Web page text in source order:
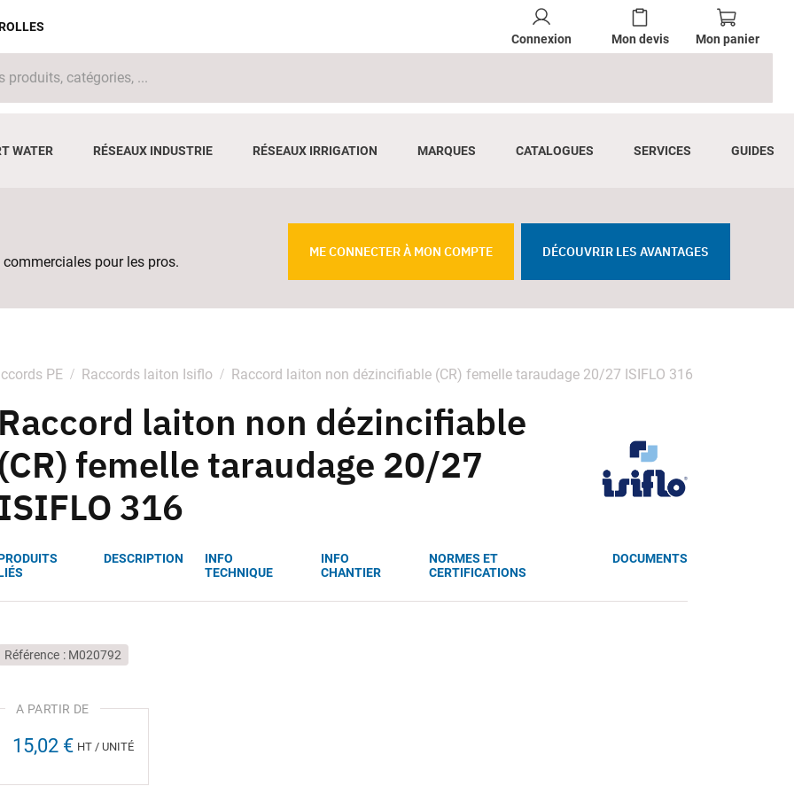
Connexion Mon devis Mon panier
WATER RÉSEAUX INDUSTRIE RÉSEAUX IRRIGATION MARQUES CATALOGUES SERVICES GUIDES
pour les pros.
ME CONNECTER À MON COMPTE DÉCOUVRIR LES AVANTAGES
PE Raccords laiton Isiflo Raccord laiton non dézincifiable (CR) femelle taraudage 20/27 ISIFLO 316
Raccord laiton non dézincifiable
(CR) femelle taraudage 20/27
ISIFLO 316
DESCRIPTION
INFO
TECHNIQUE
INFO
CHANTIER
NORMES ET
CERTIFICATIONS
DOCUMENTS
Référence M020792
15,02 € HT / UNITÉ